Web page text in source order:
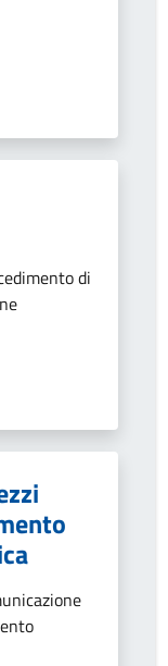
di